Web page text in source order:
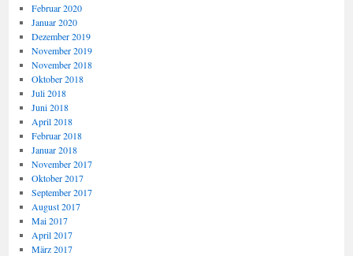
Februar 2020
Januar 2020
Dezember 2019
November 2019
November 2018
Oktober 2018
Juli 2018
Juni 2018
April 2018
Februar 2018
Januar 2018
November 2017
Oktober 2017
September 2017
August 2017
Mai 2017
April 2017
März 2017